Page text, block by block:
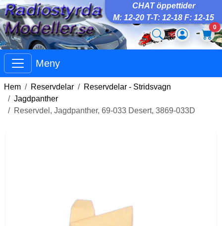
CHAT öppettider
M: 12-20 T-T: 12-18 F: 12-15
0
Meny
Hem Reservdelar
Reservdelar - Stridsvagn
Jagdpanther
Reservdel, Jagdpanther, 69-033 Desert, 3869-033D